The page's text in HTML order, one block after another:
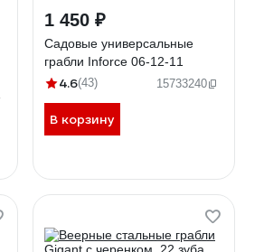
1 450 ₽
Садовые универсальные
грабли Inforce 06-12-11
4.6(43) 15733240
В корзину